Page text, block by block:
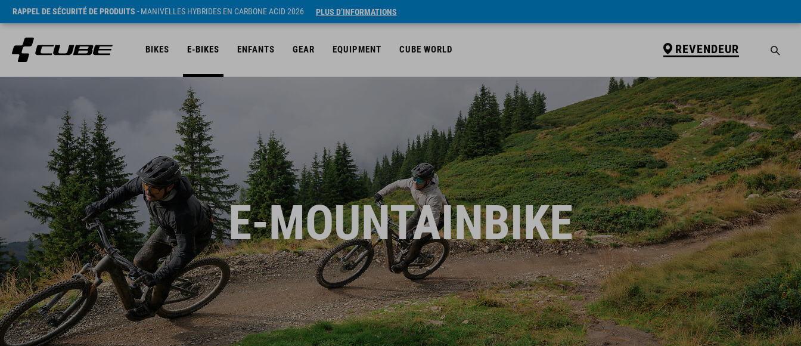
RAPPEL DE SÉCURITÉ DE PRODUITS - MANIVELLES HYBRIDES EN CARBONE ACID 2026 PLUS D’INFORMATIONS
BIKES E-BIKES ENFANTS GEAR EQUIPMENT CUBE WORLD REVENDEUR
E-MOUNTAINBIKE